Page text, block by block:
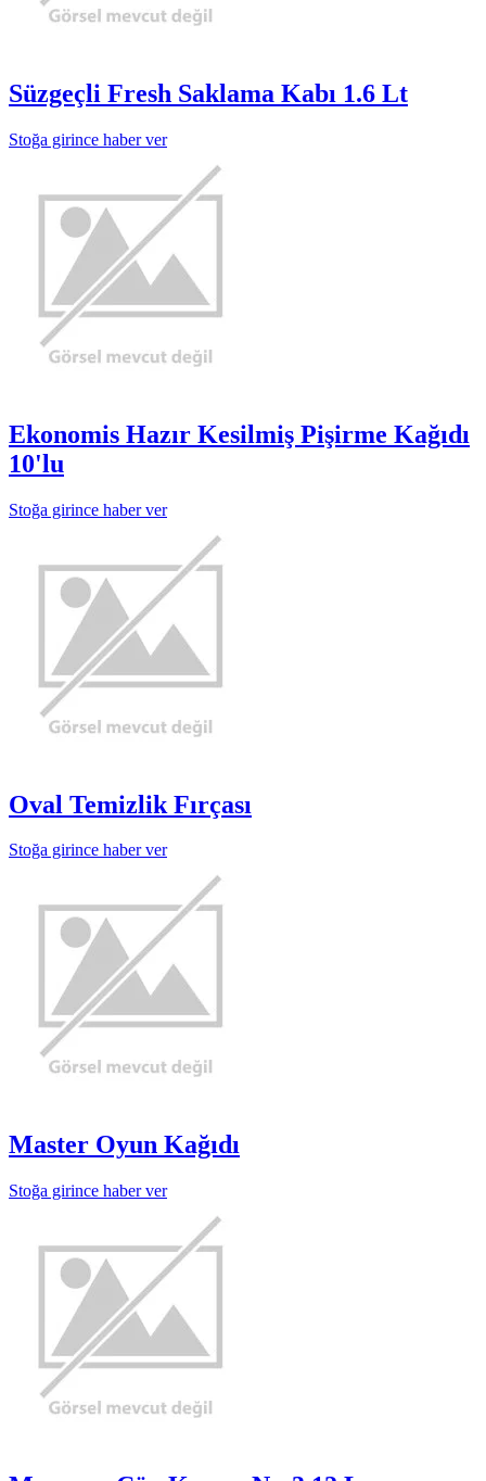
Süzgeçli Fresh Saklama Kabı 1.6 Lt
Stoğa girince haber ver
Ekonomis Hazır Kesilmiş Pişirme Kağıdı
10'lu
Stoğa girince haber ver
Oval Temizlik Fırçası
Stoğa girince haber ver
Master Oyun Kağıdı
Stoğa girince haber ver